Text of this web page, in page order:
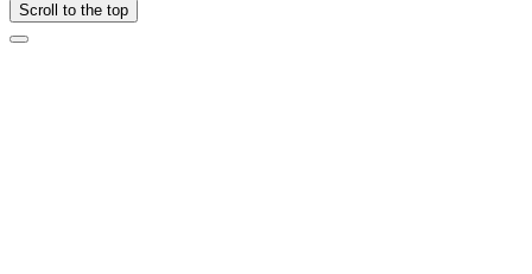
Scroll to the top